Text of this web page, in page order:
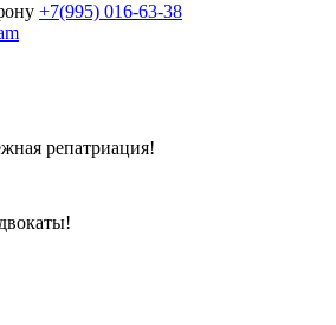
+7(995) 016-63-38
репатриация!